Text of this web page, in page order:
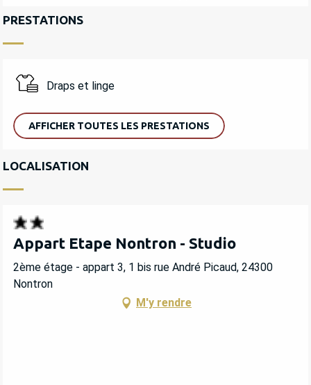
PRESTATIONS
Draps et linge
AFFICHER TOUTES LES PRESTATIONS
LOCALISATION
Appart Etape Nontron - Studio
2ème étage - appart 3, 1 bis rue André Picaud, 24300
Nontron
M'y rendre